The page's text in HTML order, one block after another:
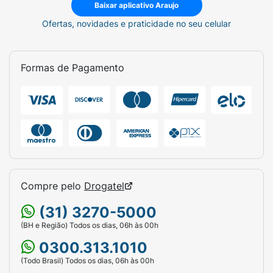
crianças com idade superior a 6 anos, com
epilepsia;
epilepsia mioclônica juvenil;
- Crises tônico-clônicas primárias
crianças com mais de 6 anos de idade com
epilepsia idiopática generalizada.
2. COMO ESTE MEDICAMENTO FUNCIONA?O
mecanismo de ação do levetiracetam não
3. QUANDO NÃO DEVO USAR ESTE
medicamento se você tem alergia ao
levetiracetam ou a outros derivados de
Baixar aplicativo Araujo
Ofertas, novidades e praticidade no seu celular
Formas de Pagamento
Compre pelo Drogatel
(31) 3270-5000
(BH e Região) Todos os dias, 06h às 00h
0300.313.1010
(Todo Brasil) Todos os dias, 06h às 00h